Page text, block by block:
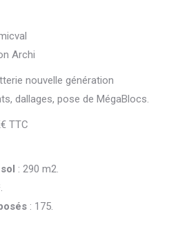
Archi
nouvelle génération
dallages, pose de MégaBlocs.
TTC
: 290 m2.
: 175.